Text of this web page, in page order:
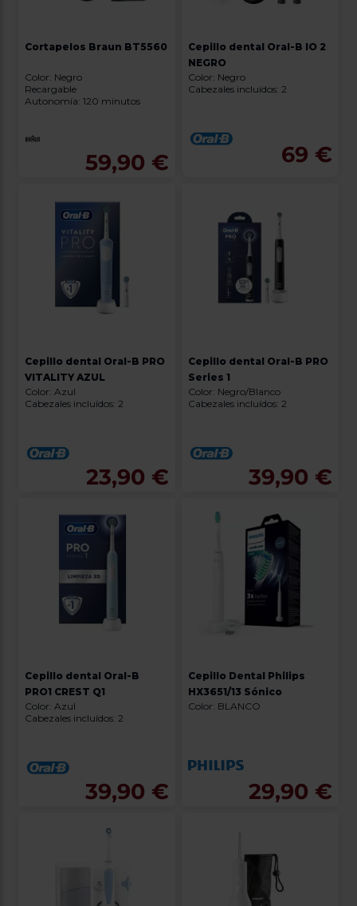
Cortapelos Braun BT5560
Color: Negro
Recargable
Autonomía: 120 minutos
59,90 €
Cepillo dental Oral-B IO 2
NEGRO
Color: Negro
Cabezales incluídos: 2
69 €
Cepillo dental Oral-B PRO
VITALITY AZUL
Color: Azul
Cabezales incluídos: 2
23,90 €
Cepillo dental Oral-B PRO
Series 1
Color: Negro/Blanco
Cabezales incluídos: 2
39,90 €
Cepillo dental Oral-B
PRO1 CREST Q1
Color: Azul
Cabezales incluídos: 2
39,90 €
Cepillo Dental Philips
HX3651/13 Sónico
Color: BLANCO
29,90 €